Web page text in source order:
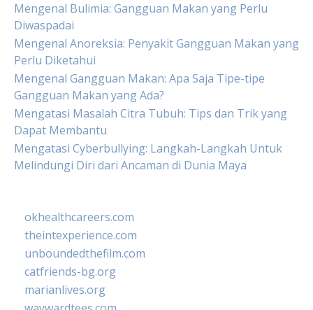
Mengenal Bulimia: Gangguan Makan yang Perlu
Diwaspadai
Mengenal Anoreksia: Penyakit Gangguan Makan yang
Perlu Diketahui
Mengenal Gangguan Makan: Apa Saja Tipe-tipe
Gangguan Makan yang Ada?
Mengatasi Masalah Citra Tubuh: Tips dan Trik yang
Dapat Membantu
Mengatasi Cyberbullying: Langkah-Langkah Untuk
Melindungi Diri dari Ancaman di Dunia Maya
okhealthcareers.com
theintexperience.com
unboundedthefilm.com
catfriends-bg.org
marianlives.org